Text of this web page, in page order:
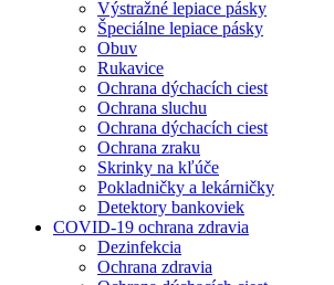
Výstražné lepiace pásky
Špeciálne lepiace pásky
Obuv
Rukavice
Ochrana dýchacích ciest
Ochrana sluchu
Ochrana dýchacích ciest
Ochrana zraku
Skrinky na kľúče
Pokladničky a lekárničky
Detektory bankoviek
COVID-19 ochrana zdravia
Dezinfekcia
Ochrana zdravia